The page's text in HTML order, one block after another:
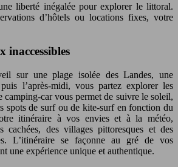
liberté inégalée pour explorer le littoral.
d’hôtels ou locations fixes, votre
inaccessibles
sur une plage isolée des Landes, une
l’après-midi, vous partez explorer les
camping-car vous permet de suivre le soleil,
spots de surf ou de kite-surf en fonction du
itinéraire à vos envies et à la météo,
cachées, des villages pittoresques et des
L’itinéraire se façonne au gré de vos
une expérience unique et authentique.